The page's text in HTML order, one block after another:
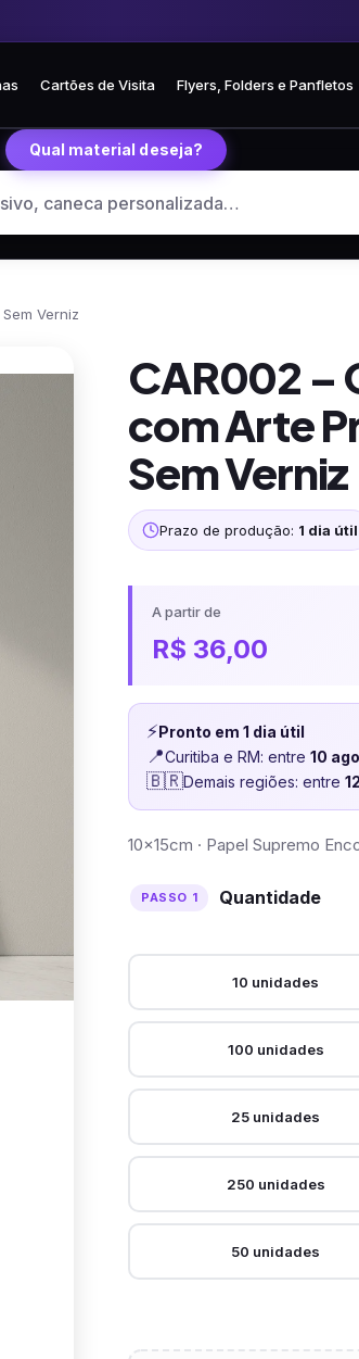
todo o Brasil
Cartões de Visita Flyers, Folders e Panfletos
Qual material deseja?
Verniz
CAR002 –
com Arte
Sem Verniz
Prazo de produção: 1 dia útil
A partir de
R$ 36,00
⚡Pronto em 1 dia útil
📍Curitiba e RM: entre10 ago
🇧🇷Demais regiões: entre
10x15cm · Papel Supremo
Quantidade
10 unidades
100 unidades
25 unidades
250 unidades
50 unidades